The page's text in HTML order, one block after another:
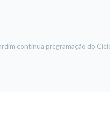
continua programação do